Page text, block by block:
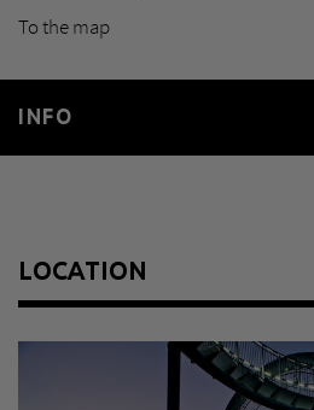
To the map
INFO
LOCATION